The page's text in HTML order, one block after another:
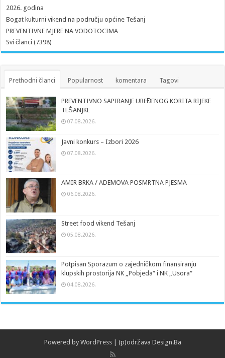
2026. godina
Bogat kulturni vikend na području općine Tešanj
PREVENTIVNE MJERE NA VODOTOCIMA
Svi članci (7398)
Prethodni članci Popularnost komentara Tagovi
PREVENTIVNO SAPIRANJE UREĐENOG KORITA RIJEKE
TEŠANJKE
07.08.2026.
Javni konkurs – Izbori 2026
07.08.2026.
AMIR BRKA / ADEMOVA POSMRTNA PJESMA
06.08.2026.
Street food vikend Tešanj
05.08.2026.
Potpisan Sporazum o zajedničkom finansiranju
klupskih prostorija NK „Pobjeda“ i NK „Usora“
04.08.2026.
Powered by WordPress| (p)održava Design.Ba